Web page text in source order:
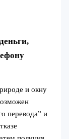
и окну
перевода” и